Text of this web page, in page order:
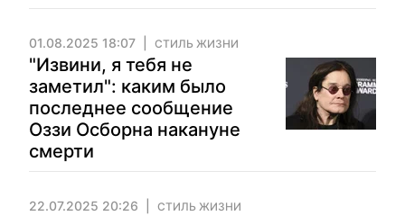
01.08.2025 18:07 СТИЛЬ ЖИЗНИ
"Извини, я тебя не
заметил": каким было
последнее сообщение
Оззи Осборна накануне
смерти
22.07.2025 20:26 СТИЛЬ ЖИЗНИ